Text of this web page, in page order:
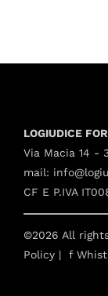
LOGIUDICE
Via Macia 14 -
mail:
CF E P.IVA
©2026 All
Policy | f